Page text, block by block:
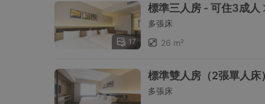
17
標準三人房 - 可住3成人
多張床
26 m²
標準雙人房（2張單人床
多張床